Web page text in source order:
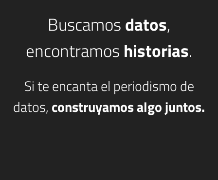
Buscamosdatos,
encontramos historias.
Si te encanta el periodismo de
datos, construyamos algo juntos.